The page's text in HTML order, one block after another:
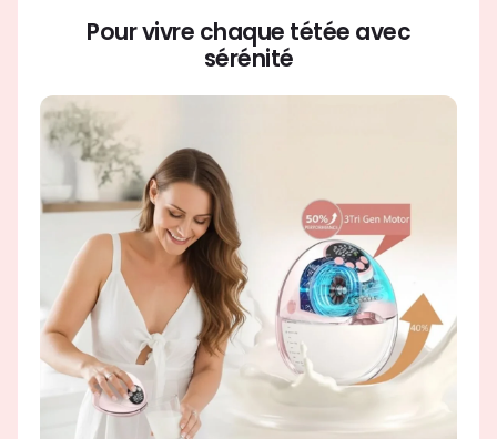
Pour vivre chaque tétée avec
sérénité